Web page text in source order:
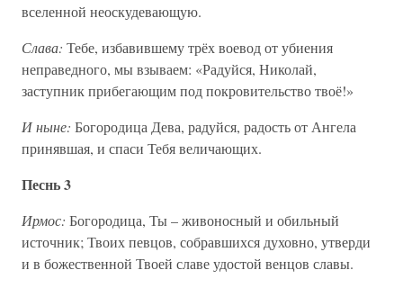
вселенной неоскудевающую.
Слава: Тебе, избавившему трёх воевод от убиения
неправедного, мы взываем: «Радуйся, Николай,
заступник прибегающим под покровительство твоё!»
И ныне: Богородица Дева, радуйся, радость от Ангела
принявшая, и спаси Тебя величающих.
Песнь 3
Ирмос: Богородица, Ты – живоносный и обильный
источник; Твоих певцов, собравшихся духовно, утверди
и в божественной Твоей славе удостой венцов славы.